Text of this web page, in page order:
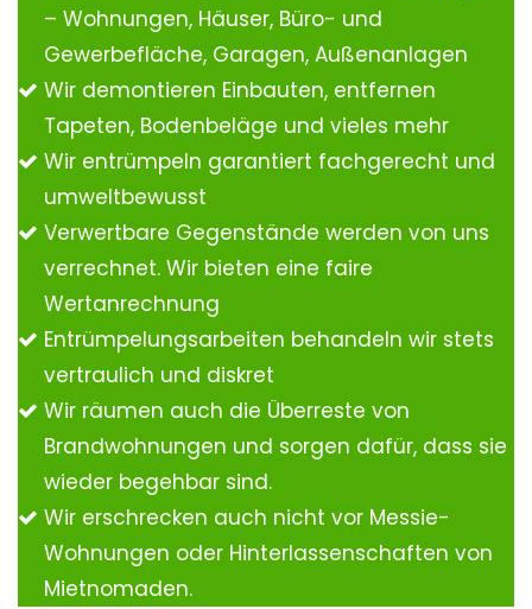
– Wohnungen, Häuser, Büro- und
Gewerbefläche, Garagen, Außenanlagen
Wir demontieren Einbauten, entfernen
Tapeten, Bodenbeläge und vieles mehr
Wir entrümpeln garantiert fachgerecht und
umweltbewusst
Verwertbare Gegenstände werden von uns
verrechnet. Wir bieten eine faire
Wertanrechnung
Entrümpelungsarbeiten behandeln wir stets
vertraulich und diskret
Wir räumen auch die Überreste von
Brandwohnungen und sorgen dafür, dass sie
wieder begehbar sind.
Wir erschrecken auch nicht vor Messie-
Wohnungen oder Hinterlassenschaften von
Mietnomaden.